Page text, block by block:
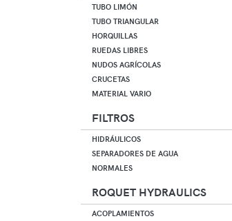
TUBO LIMÓN
TUBO TRIANGULAR
HORQUILLAS
RUEDAS LIBRES
NUDOS AGRÍCOLAS
CRUCETAS
MATERIAL VARIO
FILTROS
HIDRÁULICOS
SEPARADORES DE AGUA
NORMALES
ROQUET HYDRAULICS
ACOPLAMIENTOS